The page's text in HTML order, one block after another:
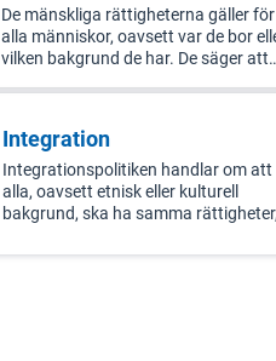
De mänskliga rättigheterna gäller för
alla människor, oavsett var de bor
vilken bakgrund de har. De säger att
säkerställa fria val, stärka individe
Integration
Integrationspolitiken handlar om att
alla, oavsett etnisk eller kulturell
bakgrund, ska ha samma rättigheter,
uppnås främst genom åtgärder